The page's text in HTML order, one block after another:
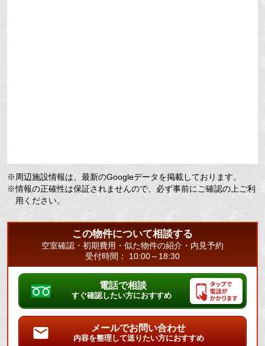
※周辺施設情報は、最新のGoogleデータを掲載しております。
※情報の正確性は保証されませんので、必ず事前にご確認の上ご利
用ください。
この物件について相談する
空室確認・初期費用・似た物件の紹介・内見予約
受付時間： 10:00～18:30
電話で相談
すぐ確認したい方におすすめ
メールでお問い合わせ
内容を整理して送りたい方におすすめ